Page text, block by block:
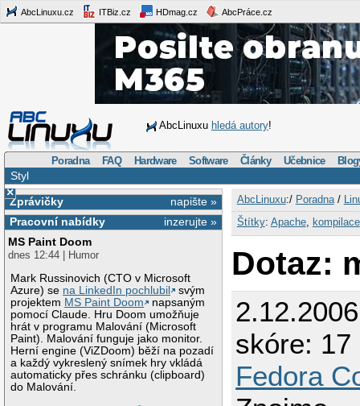
AbcLinuxu.cz ITBiz.cz HDmag.cz AbcPráce.cz
AbcLinuxu hledá autory!
Poradna FAQ Hardware Software Články Učebnice
Styl
×
napište »
Zprávičky
inzerujte »
Pracovní nabídky
MS Paint Doom
dnes 12:44 | Humor
Mark Russinovich (CTO v Microsoft
Azure) se na LinkedIn pochlubil
svým
projektem MS Paint Doom
napsaným
pomocí Claude. Hru Doom umožňuje
hrát v programu Malování (Microsoft
Paint). Malování funguje jako monitor.
Herní engine (ViZDoom) běží na pozadí
a každý vykreslený snímek hry vkládá
automaticky přes schránku (clipboard)
do Malování.
AbcLinuxu:/ Poradna/
Štítky: Apache, kompilace
Dotaz:
skóre: 17
Fedora